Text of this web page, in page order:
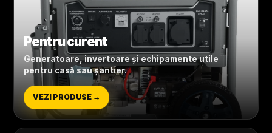
Pentru curent
Generatoare, invertoare și echipamente utile
pentru casă sau șantier.
VEZI PRODUSE →